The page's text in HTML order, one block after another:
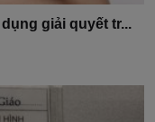
giải quyết tr...